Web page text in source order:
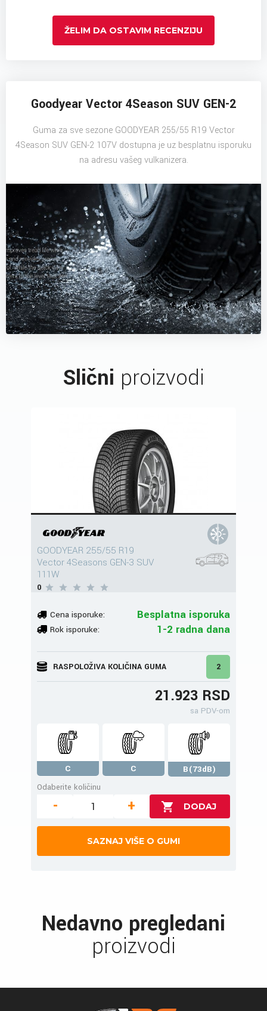
ŽELIM DA OSTAVIM RECENZIJU
Goodyear Vector 4Season SUV GEN-2
Guma za sve sezone GOODYEAR 255/55 R19 Vector
4Season SUV GEN-2 107V dostupna je uz besplatnu isporuku
na adresu vašeg vulkanizera.
Slični proizvodi
GOODYEAR 255/55 R19
Vector 4Seasons GEN-3 SUV
111W
0
Cena isporuke: Besplatna isporuka
Rok isporuke: 1-2 radna dana
RASPOLOŽIVA KOLIČINA GUMA 2
21.923 RSD
sa PDV-om
C C
B(73dB)
Odaberite količinu
- +
SAZNAJ VIŠE O GUMI
Nedavno pregledani
proizvodi